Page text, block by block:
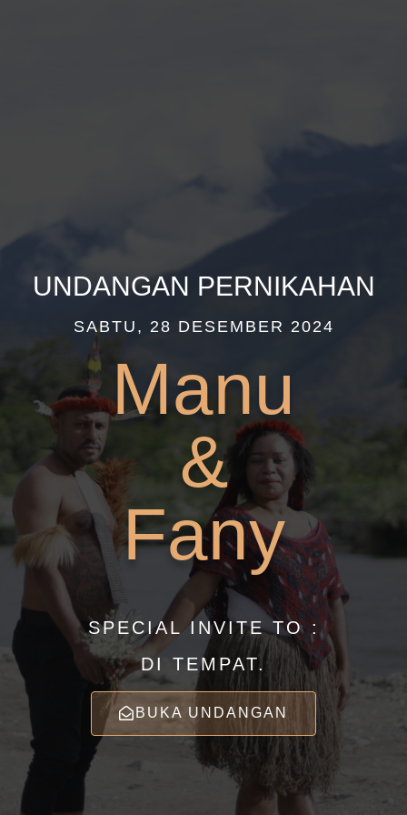
UNDANGAN PERNIKAHAN
SABTU, 28 DESEMBER 2024
Manu
&
Fany
SPECIAL INVITE TO :
DI TEMPAT.
BUKA UNDANGAN